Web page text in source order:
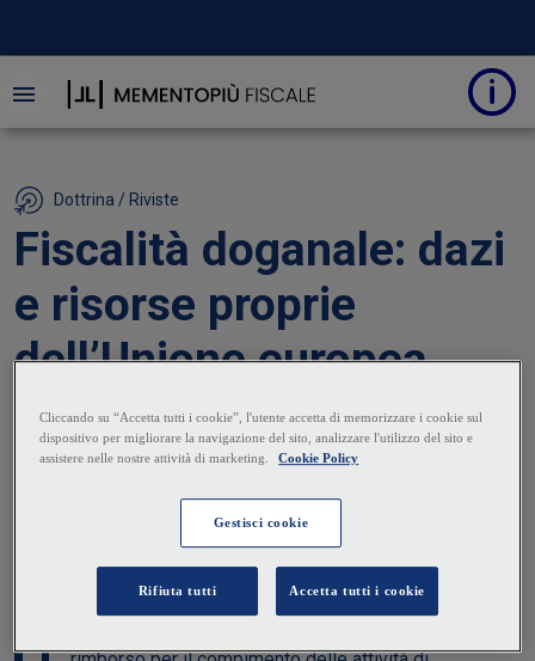
Dottrina / Riviste
Fiscalità doganale: dazi
e risorse proprie
dell’Unione europea
07 Ottobre 2024 |Sara Armella
l’Unione europea, non soltanto perché sono istituiti e
riscossi sulla base di un insieme di regole comuni a
tutti i Paesi UE, ma anche perché rappresentano
risorse proprie dell’Unione europea. Gli Stati membri